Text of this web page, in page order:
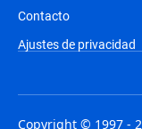
Contacto
Ajustes de privacidad
Copyright © 1997 -